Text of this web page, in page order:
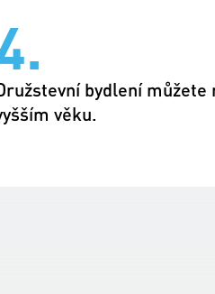
bydlení můžete
věku.